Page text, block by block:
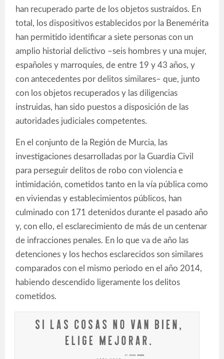
han recuperado parte de los objetos sustraídos. En
total, los dispositivos establecidos por la Benemérita
han permitido identificar a siete personas con un
amplio historial delictivo –seis hombres y una mujer,
españoles y marroquíes, de entre 19 y 43 años, y
con antecedentes por delitos similares– que, junto
con los objetos recuperados y las diligencias
instruidas, han sido puestos a disposición de las
autoridades judiciales competentes.
En el conjunto de la Región de Murcia, las
investigaciones desarrolladas por la Guardia Civil
para perseguir delitos de robo con violencia e
intimidación, cometidos tanto en la vía pública como
en viviendas y establecimientos públicos, han
culminado con 171 detenidos durante el pasado año
y, con ello, el esclarecimiento de más de un centenar
de infracciones penales. En lo que va de año las
detenciones y los hechos esclarecidos son similares
comparados con el mismo periodo en el año 2014,
habiendo descendido ligeramente los delitos
cometidos.